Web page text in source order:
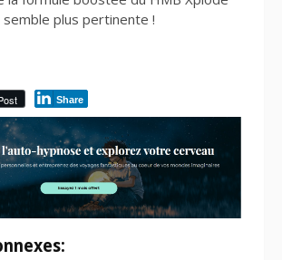
plus pertinente !
Share